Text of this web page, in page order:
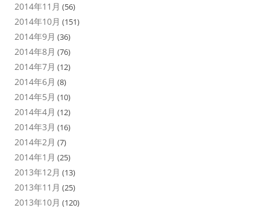
2014年11月 (56)
2014年10月 (151)
2014年9月 (36)
2014年8月 (76)
2014年7月 (12)
2014年6月 (8)
2014年5月 (10)
2014年4月 (12)
2014年3月 (16)
2014年2月 (7)
2014年1月 (25)
2013年12月 (13)
2013年11月 (25)
2013年10月 (120)